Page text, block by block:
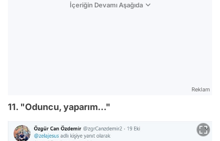
İçeriğin Devamı Aşağıda
Reklam
11. "Oduncu, yaparım..."